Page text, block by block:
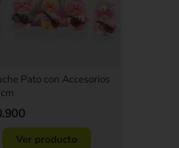
Pato con Accesorios
Ver producto